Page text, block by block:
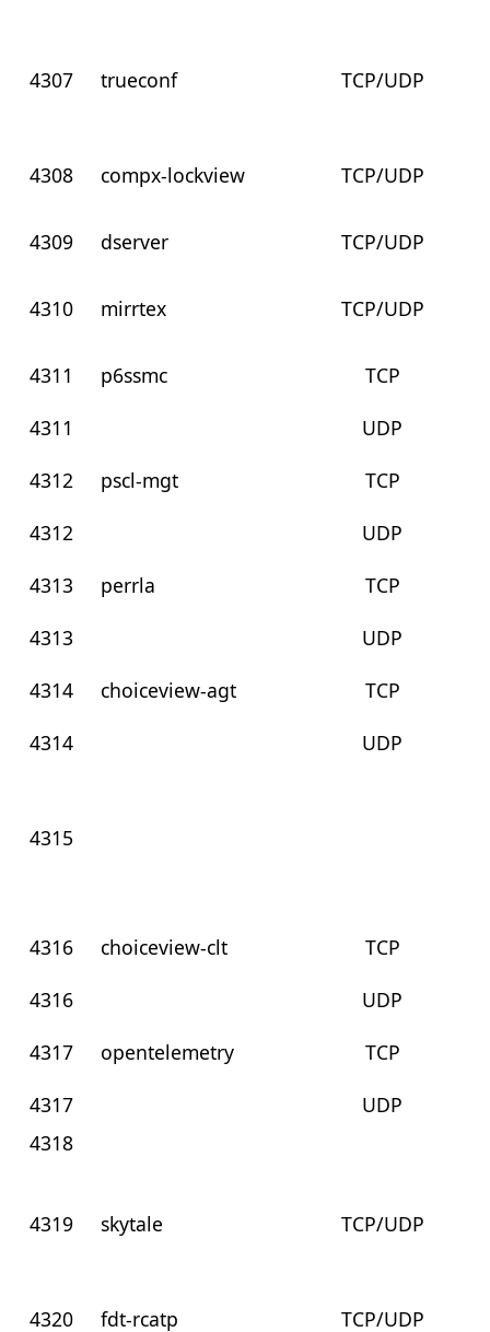
4307 trueconf TCP/UDP
4308 compx-lockview TCP/UDP
4309 dserver TCP/UDP
4310 mirrtex TCP/UDP
4311 p6ssmc
TCP
4311
UDP
4312
pscl-mgt
TCP
4312
UDP
4313
perrla
TCP
4313
UDP
4314
choiceview-agt
TCP
4314
UDP
4315
4316 choiceview-clt
TCP
4316
UDP
4317
opentelemetry
TCP
4317
UDP
4318
4319 skytale TCP/UDP
4320 fdt-rcatp TCP/UDP